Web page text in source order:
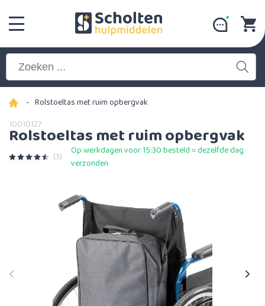
- Rolstoeltas met ruim opbergvak
10010127
Rolstoeltas met ruim opbergvak
(3)
Op werkdagen voor 15:30 besteld = dezelfde dag
verzonden